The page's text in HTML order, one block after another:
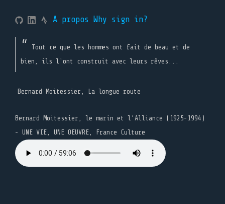
A propos Why sign in?
Tout ce que les hommes ont fait de beau et de
bien, ils l'ont construit avec leurs rêves...
Bernard Moitessier, La longue route
Bernard Moitessier, le marin et l’Alliance (1925-1994)
- UNE VIE, UNE OEUVRE, France Culture